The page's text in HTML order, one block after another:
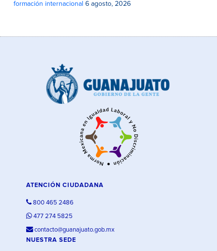
formación internacional 6 agosto, 2026
ATENCIÓN CIUDADANA
800 465 2486
477 274 5825
contacto@guanajuato.gob.mx
NUESTRA SEDE